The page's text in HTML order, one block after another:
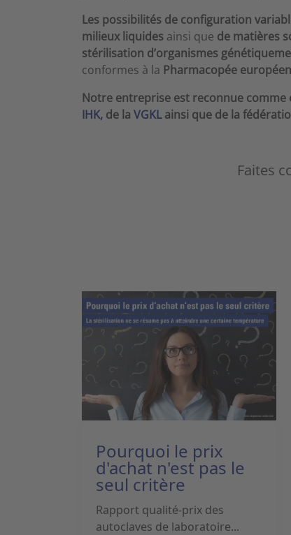
Les possibilités de configuration
milieux liquides ainsi que de matières
stérilisation d’organismes
conformes à la Pharmacopée
Notre entreprise est reconnue comme
IHK, de la VGKLainsi que de la
Faites
Pourquoi le prix
d'achat n'est pas le
seul critère
Rapport qualité-prix des
autoclaves de laboratoire...